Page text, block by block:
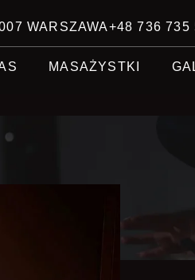
WARSZAWA+48 736 735
MASAŻYSTKI